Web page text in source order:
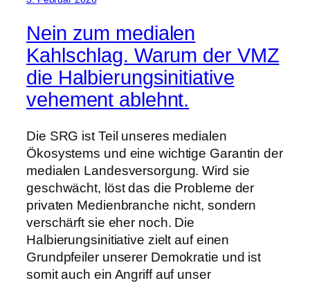
Nein zum medialen
Kahlschlag. Warum der VMZ
die Halbierungsinitiative
vehement ablehnt.
Die SRG ist Teil unseres medialen
Ökosystems und eine wichtige Garantin der
medialen Landesversorgung. Wird sie
geschwächt, löst das die Probleme der
privaten Medienbranche nicht, sondern
verschärft sie eher noch. Die
Halbierungsinitiative zielt auf einen
Grundpfeiler unserer Demokratie und ist
somit auch ein Angriff auf unser